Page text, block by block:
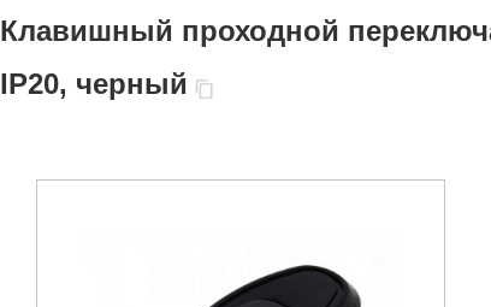
Клавишный проходной
IP20, черный